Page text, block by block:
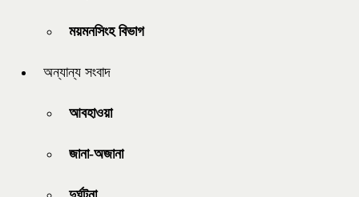
ময়মনসিংহ বিভাগ
অন্যান্য সংবাদ
আবহাওয়া
জানা-অজানা